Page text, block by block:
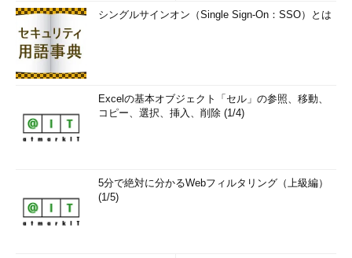
シングルサインオン（Single Sign-On：SSO）とは
Excelの基本オブジェクト「セル」の参照、移動、
コピー、選択、挿入、削除 (1/4)
5分で絶対に分かるWebフィルタリング（上級編）
(1/5)